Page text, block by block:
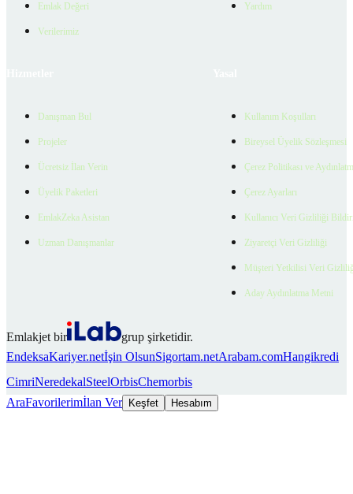
Emlak Değeri
Verilerimiz
Yardım
Danışman Bul
Projeler
Ücretsiz İlan Verin
Üyelik Paketleri
EmlakZeka Asistan
Uzman Danışmanlar
Kullanım Koşulları
Bireysel Üyelik Sözleşmesi
Çerez Politikası ve
Çerez Ayarları
Kullanıcı Veri Gizliliği
Ziyaretçi Veri Gizliliği
Müşteri Yetkilisi Veri
Aday Aydınlatma Metni
Emlakjet bir
grup şirketidir.
EndeksaKariyer.netİşin OlsunSigortam.netArabam.comHangikredi
CimriNeredekalSteelOrbisChemorbis
AraFavorilerimİlan Ver Keşfet Hesabım